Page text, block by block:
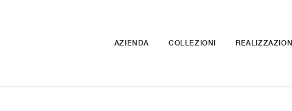
AZIENDA COLLEZIONI REALIZZAZIONI